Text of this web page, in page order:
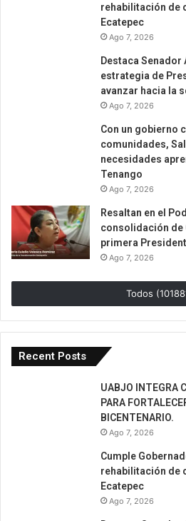
rehabilitación de
Ecatepec
Ago 7, 2026
Destaca
estrategia de
avanzar hacia la
Ago 7, 2026
Con un gobierno
comunidades,
necesidades
Tenango
Ago 7, 2026
Resaltan en el
consolidación de
primera
Ago 7, 2026
Todos
Recent Posts
UABJO INTEGRA
PARA
BICENTENARIO.
Ago 7, 2026
Cumple
rehabilitación de
Ecatepec
Ago 7, 2026